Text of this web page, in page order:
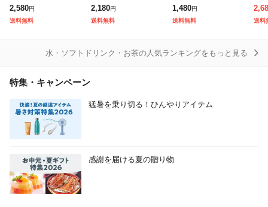
で/水 500ml 48本 富士
山の天然水 500ml×48
本 ラベルレ
2,580円
送料無料
続1位の環境省に選定
された天然水!】 大容
量48本入り! 1本あた
の
2,180円
送料無料
l×24 水 500ml ミネラ
ルウォーター ペット
ボトル ケース ラベ
1,480円
送料無料
酸
モ
リ
送料
水・ソフトドリンク・お茶の人気ランキングをもっと見る
特集・キャンペーン
猛暑を乗り切る！ひんやりアイテム
感謝を届ける夏の贈り物